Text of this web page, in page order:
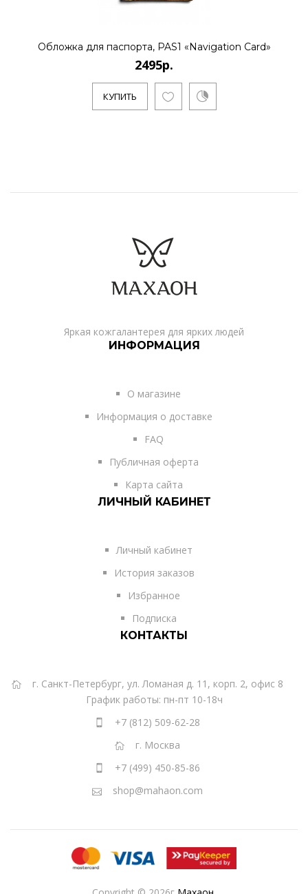
Обложка для паспорта, PAS1 «Navigation Card»
2495р.
КУПИТЬ
Яркая кожгалантерея для ярких людей
ИНФОРМАЦИЯ
О магазине
Информация о доставке
FAQ
Публичная оферта
Карта сайта
ЛИЧНЫЙ КАБИНЕТ
Личный кабинет
История заказов
Избранное
Подписка
КОНТАКТЫ
г. Санкт-Петербург, ул. Ломаная д. 11, корп. 2, офис 8
График работы: пн-пт 10-18ч
+7 (812) 509-62-28
г. Москва
+7 (499) 450-85-86
shop@mahaon.com